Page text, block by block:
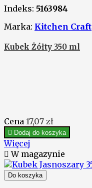
Indeks: 5163984
Marka: Kitchen Craft
Kubek Żółty 350 ml
Cena 17,07 zł
 Dodaj do koszyka
Więcej
 W magazynie
Do koszyka